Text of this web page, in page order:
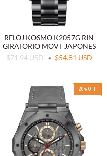
RELOJ KOSMO K2057G RIN
GIRATORIO MOVT JAPONES
$71.94 USD
$54.81 USD
20% OFF